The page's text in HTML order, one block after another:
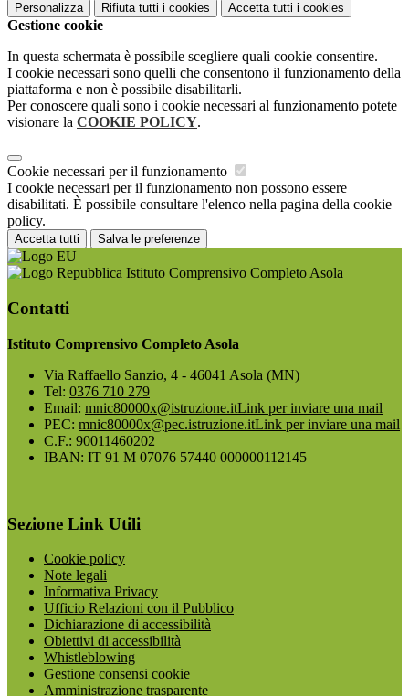
Personalizza Rifiuta tutti i cookies Accetta tutti i cookies
Gestione cookie
In questa schermata è possibile scegliere quali cookie consentire.
I cookie necessari sono quelli che consentono il funzionamento della
piattaforma e non è possibile disabilitarli.
Per conoscere quali sono i cookie necessari al funzionamento potete
visionare la COOKIE POLICY.
Cookie necessari per il funzionamento
I cookie necessari per il funzionamento non possono essere
disabilitati. È possibile consultare l'elenco nella pagina della cookie
policy.
Accetta tutti Salva le preferenze
Istituto Comprensivo Completo Asola
Contatti
Istituto Comprensivo Completo Asola
Via Raffaello Sanzio, 4 - 46041 Asola (MN)
Tel: 0376 710 279
Email: mnic80000x@istruzione.itLink per inviare una mail
PEC: mnic80000x@pec.istruzione.itLink per inviare una mail
C.F.: 90011460202
IBAN: IT 91 M 07076 57440 000000112145
Sezione Link Utili
Cookie policy
Note legali
Informativa Privacy
Ufficio Relazioni con il Pubblico
Dichiarazione di accessibilità
Obiettivi di accessibilità
Whistleblowing
Gestione consensi cookie
Amministrazione trasparente